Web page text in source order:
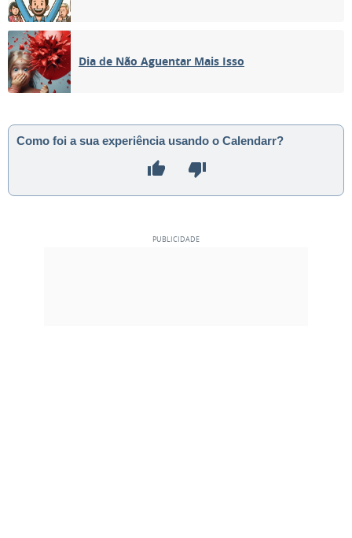
Dia de Não Aguentar Mais Isso
Como foi a sua experiência usando o Calendarr?